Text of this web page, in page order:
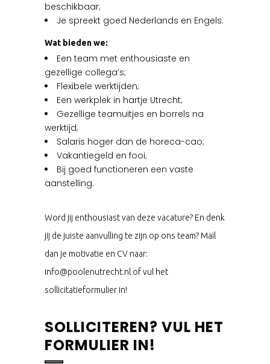
beschikbaar;
Je spreekt goed Nederlands en Engels.
Wat bieden we:
Een team met enthousiaste en
gezellige collega’s;
Flexibele werktijden;
Een werkplek in hartje Utrecht;
Gezellige teamuitjes en borrels na
werktijd;
Salaris hoger dan de horeca-cao;
Vakantiegeld en fooi;
Bij goed functioneren een vaste
aanstelling.
Word jij enthousiast van deze vacature? En denk
jij de juiste aanvulling te zijn op ons team? Mail
dan je motivatie en CV naar:
info@poolenutrecht.nl of vul het
sollicitatieformulier in!
SOLLICITEREN? VUL HET
FORMULIER IN!